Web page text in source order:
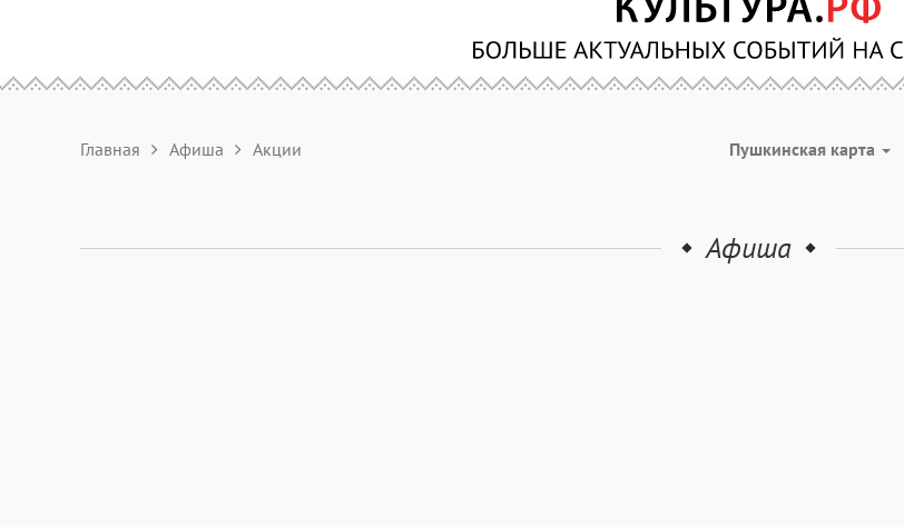
Главная Афиша Акции Пушкинская карта
Афиша